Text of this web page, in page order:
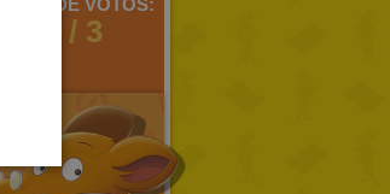
MEDIA DE VOTOS:
2 / 3